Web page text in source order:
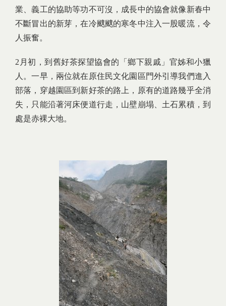
業、義工的協助等功不可沒，成長中的協會就像新春中
不斷冒出的新芽，在冷颼颼的寒冬中注入一股暖流，令
人振奮。
2月初，到舊好茶探望協會的「鄉下親戚」官姊和小獵
人。一早，兩位就在原住民文化園區門外引導我們進入
部落，穿越園區到新好茶的路上，原有的道路幾乎全消
失，只能沿著河床便道行走，山壁崩塌、土石累積，到
處是赤裸大地。